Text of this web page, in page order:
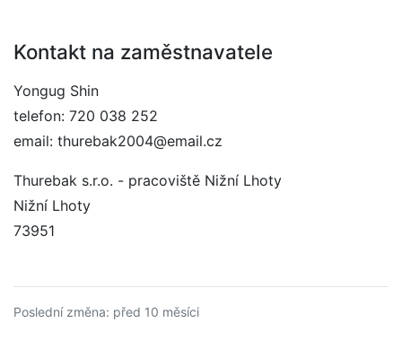
Kontakt na zaměstnavatele
Yongug Shin
telefon: 720 038 252
email: thurebak2004@email.cz
Thurebak s.r.o. - pracoviště Nižní Lhoty
Nižní Lhoty
73951
Poslední změna: před 10 měsíci